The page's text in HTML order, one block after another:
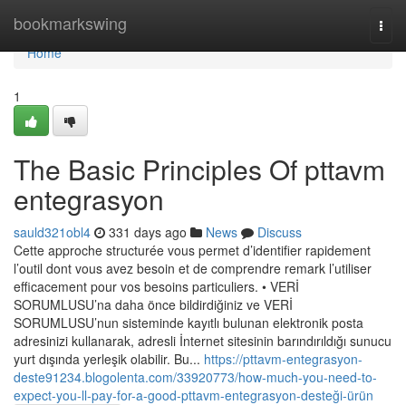
bookmarkswing
Home
Home
1
The Basic Principles Of pttavm
entegrasyon
sauld321obl4 331 days ago News
Discuss
Cette approche structurée vous permet d’identifier rapidement
l’outil dont vous avez besoin et de comprendre remark l’utiliser
efficacement pour vos besoins particuliers. • VERİ
SORUMLUSU’na daha önce bildirdiğiniz ve VERİ
SORUMLUSU’nun sisteminde kayıtlı bulunan elektronik posta
adresinizi kullanarak, adresli İnternet sitesinin barındırıldığı sunucu
yurt dışında yerleşik olabilir. Bu... https://pttavm-entegrasyon-
deste91234.blogolenta.com/33920773/how-much-you-need-to-
expect-you-ll-pay-for-a-good-pttavm-entegrasyon-desteği-ürün